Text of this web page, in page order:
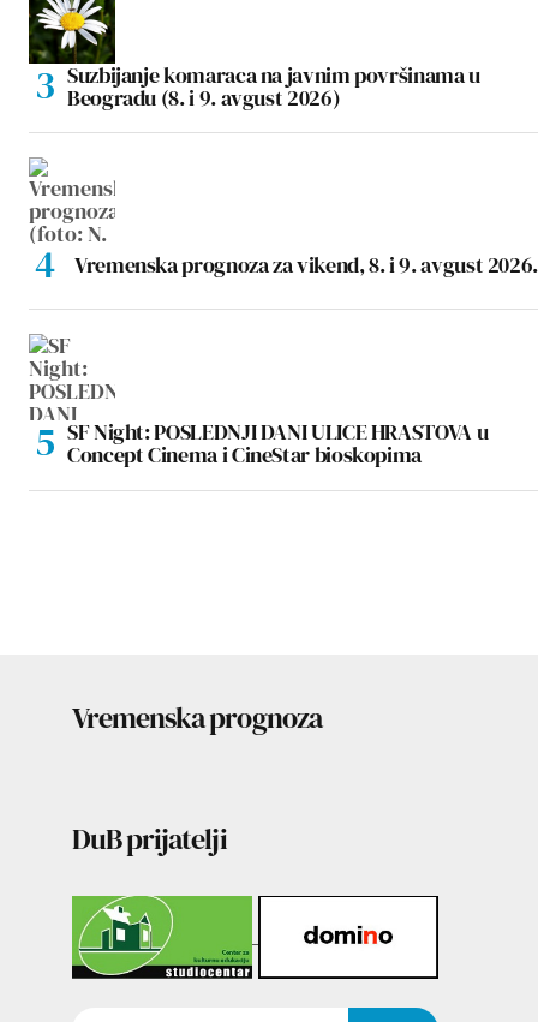
Suzbijanje komaraca na javnim površinama u
Beogradu (8. i 9. avgust 2026)
Vremenska prognoza za vikend, 8. i 9. avgust 2026.
SF Night: POSLEDNJI DANI ULICE HRASTOVA u
Concept Cinema i CineStar bioskopima
Vremenska prognoza
DuB prijatelji